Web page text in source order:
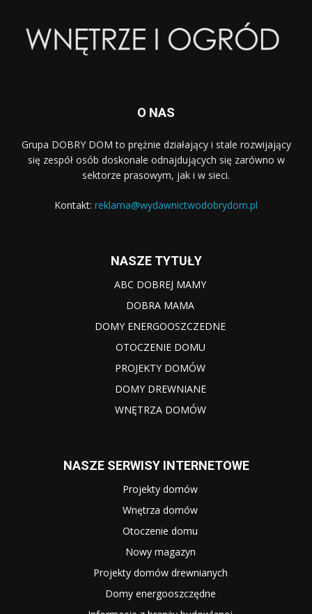
O NAS
Grupa DOBRY DOM to prężnie działający i stale rozwijający
się zespół osób doskonale odnajdujących się zarówno w
sektorze prasowym, jak i w sieci.
Kontakt: reklama@wydawnictwodobrydom.pl
NASZE TYTUŁY
ABC DOBREJ MAMY
DOBRA MAMA
DOMY ENERGOOSZCZEDNE
OTOCZENIE DOMU
PROJEKTY DOMÓW
DOMY DREWNIANE
WNĘTRZA DOMÓW
NASZE SERWISY INTERNETOWE
Projekty domów
Wnętrza domów
Otoczenie domu
Nowy magazyn
Projekty domów drewnianych
Domy energooszczędne